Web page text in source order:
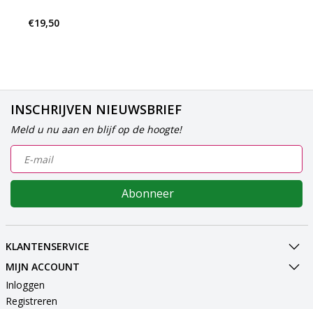
€19,50
INSCHRIJVEN NIEUWSBRIEF
Meld u nu aan en blijf op de hoogte!
Abonneer
KLANTENSERVICE
MIJN ACCOUNT
Inloggen
Registreren